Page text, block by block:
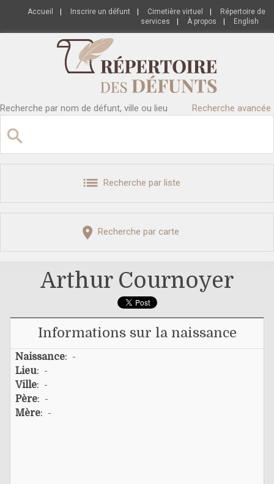
Accueil Inscrire un défunt Cimetière virtuel
Répertoire de
services
À propos English
Recherche par nom de défunt, ville ou lieu Recherche avancée
Recherche par liste
Recherche par carte
Arthur Cournoyer
Informations sur la naissance
Naissance: -
Lieu: -
Ville: -
Père: -
Mère: -